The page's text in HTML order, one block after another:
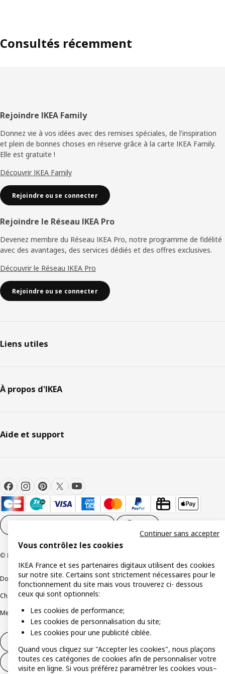
Consultés récemment
Pied
de
page
Rejoindre IKEA Family
Donnez vie à vos idées avec des remises spéciales, de l'inspiration
et plein de bonnes choses en réserve grâce à la carte IKEA Family.
Elle est gratuite !
Découvrir IKEA Family
Rejoindre ou se connecter
Rejoindre le Réseau IKEA Pro
Devenez membre du Réseau IKEA Pro, notre programme de fidélité
avec des avantages, des services dédiés et des offres exclusives.
Découvrir le Réseau IKEA Pro
Rejoindre ou se connecter
Liens utiles
À propos d'IKEA
Aide et support
© Inter IKEA Systems B.V 1999-2026
Documents juridiques et informations légales
Charte de protection des données
Mentions légalesAlertes fraudeRappel produit
Formulaire de rétractation – services
Vous contrôlez les cookies
IKEA France et ses partenaires digitaux utilisent des cookies
sur notre site. Certains sont strictement nécessaires pour le
fonctionnement du site mais vous trouverez ci- dessous
ceux qui sont optionnels:
Les cookies de performance;
Les cookies de personnalisation du site;
Les cookies pour une publicité ciblée.
Quand vous cliquez sur "Accepter les cookies", nous plaçons
toutes ces catégories de cookies afin de personnaliser votre
visite en ligne. Si vous préférez paramétrer les cookies vous–
Continuer sans accepter